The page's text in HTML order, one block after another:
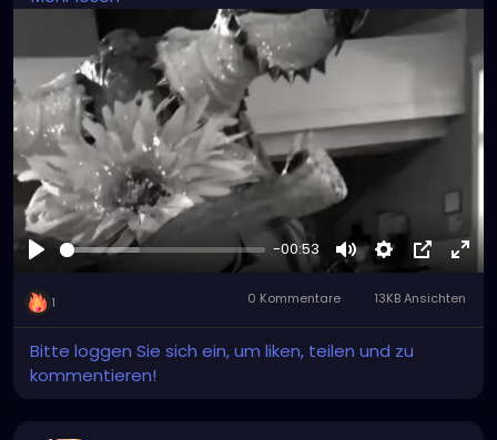
INSTAGRAM.com/xzanthia.official.profile
Tiktok.com/@xzanthia
YOUTUBE.com/XZanthiaMUSIC
😈👽😈👽😈👽😈👽😈
#hellpop#creaturecosplay #monstercosplay
#monstercore
#creaturecore
#dommymommy
#creepygirl
#creepycosplay #clowncore
Abspielen
-00:53
StummSettings
Bild-
in-
Bild
1 0 Kommentare 13KB Ansichten
Bitte loggen Sie sich ein, um liken, teilen und zu
kommentieren!